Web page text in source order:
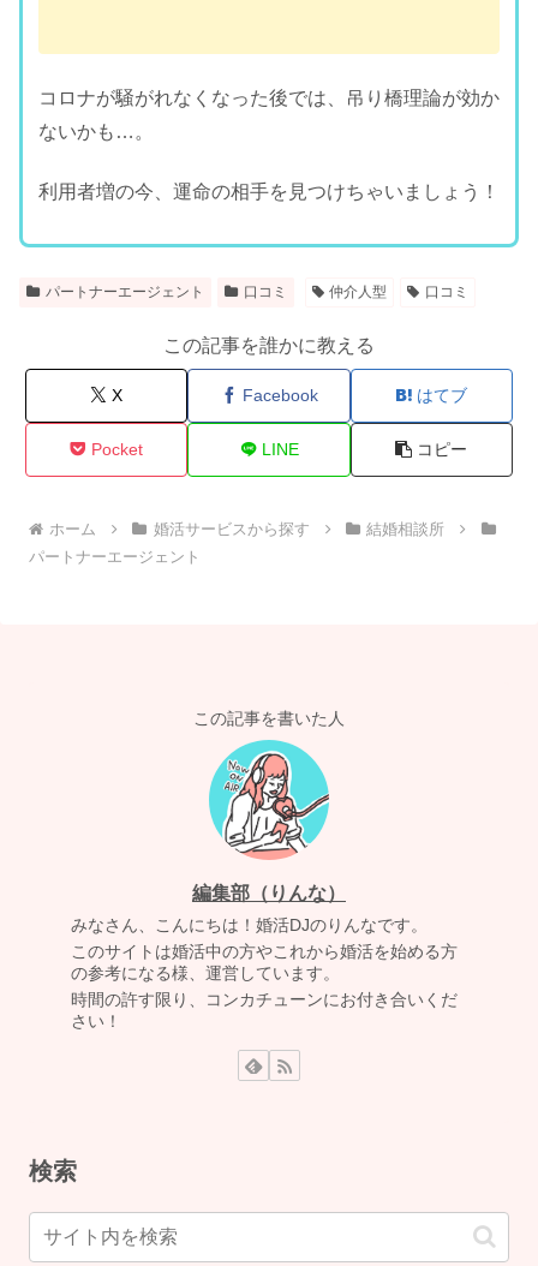
コロナが騒がれなくなった後では、吊り橋理論が効か
ないかも…。
利用者増の今、運命の相手を見つけちゃいましょう！
パートナーエージェント 口コミ 仲介人型 口コミ
この記事を誰かに教える
X Facebook はてブ
Pocket LINE コピー
ホーム 婚活サービスから探す
結婚相談所
パートナーエージェント
この記事を書いた人
編集部（りんな）
みなさん、こんにちは！婚活DJのりんなです。
このサイトは婚活中の方やこれから婚活を始める方
の参考になる様、運営しています。
時間の許す限り、コンカチューンにお付き合いくだ
さい！
検索